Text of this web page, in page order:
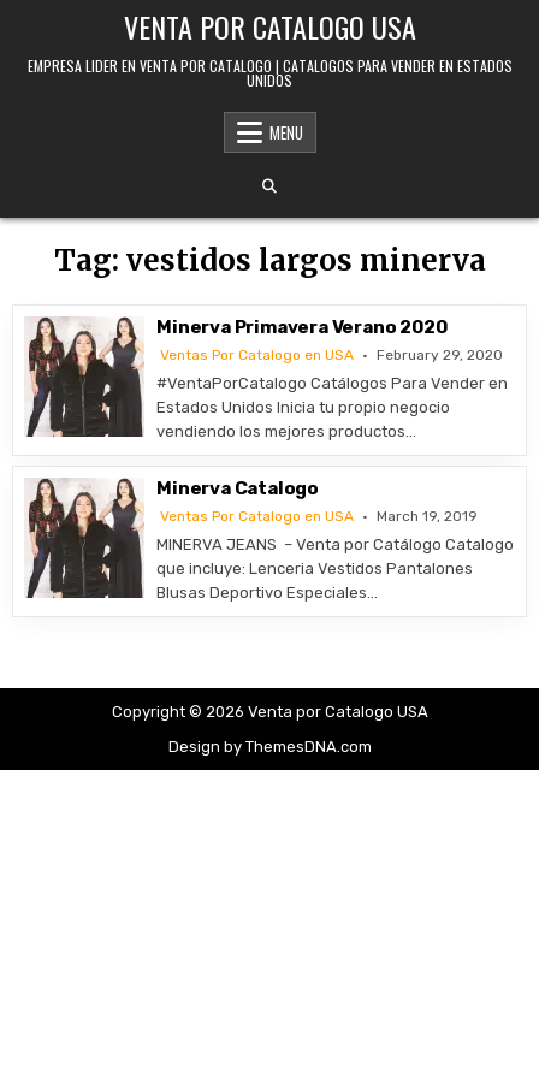
VENTA POR CATALOGO USA
EMPRESA LIDER EN VENTA POR CATALOGO | CATALOGOS PARA VENDER EN ESTADOS
UNIDOS
MENU
Tag: vestidos largos minerva
Minerva Primavera Verano 2020
Ventas Por Catalogo en USA February 29, 2020
#VentaPorCatalogo Catálogos Para Vender en
Estados Unidos Inicia tu propio negocio
vendiendo los mejores productos…
Minerva Catalogo
Ventas Por Catalogo en USA March 19, 2019
MINERVA JEANS – Venta por Catálogo Catalogo
que incluye: Lenceria Vestidos Pantalones
Blusas Deportivo Especiales…
Copyright © 2026 Venta por Catalogo USA
Design by ThemesDNA.com